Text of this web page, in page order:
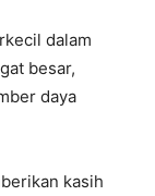
dalam
besar,
daya
kasih